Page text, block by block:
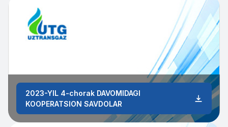
2023-YIL 4-chorak DAVOMIDAGI
KOOPERATSION SAVDOLAR